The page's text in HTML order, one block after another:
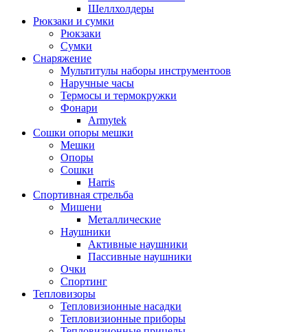
Шеллхолдеры
Рюкзаки и сумки
Рюкзаки
Сумки
Снаряжение
Мультитулы наборы инструментоов
Наручные часы
Термосы и термокружки
Фонари
Armytek
Сошки опоры мешки
Мешки
Опоры
Сошки
Harris
Спортивная стрельба
Мишени
Металлические
Наушники
Активные наушники
Пассивные наушники
Очки
Спортинг
Тепловизоры
Тепловизионные насадки
Тепловизионные приборы